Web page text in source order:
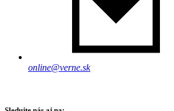
online@verne.sk